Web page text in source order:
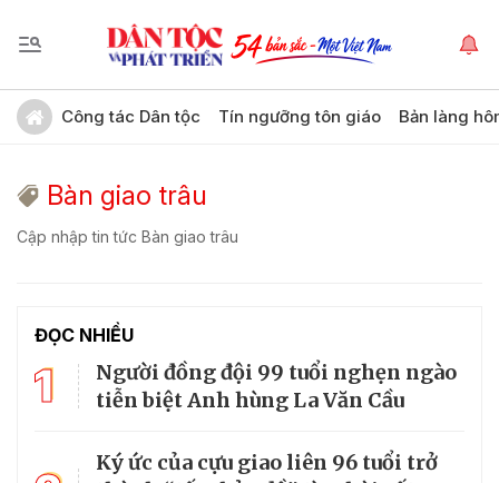
Công tác Dân tộc Tín ngưỡng tôn giáo Bản làng
Bàn giao trâu
Cập nhập tin tức Bàn giao trâu
ĐỌC NHIỀU
1
Người đồng đội 99 tuổi nghẹn ngào
tiễn biệt Anh hùng La Văn Cầu
Ký ức của cựu giao liên 96 tuổi trở